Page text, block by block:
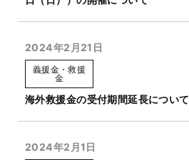
2024年2月21日
義援金・救援
金
海外救援金の受付期間延長について
2024年2月1日